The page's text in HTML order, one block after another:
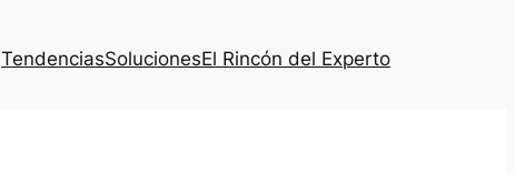
TendenciasSolucionesEl Rincón del Experto